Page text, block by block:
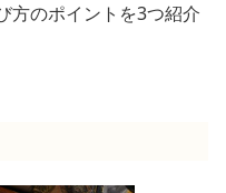
方のポイントを3つ紹介